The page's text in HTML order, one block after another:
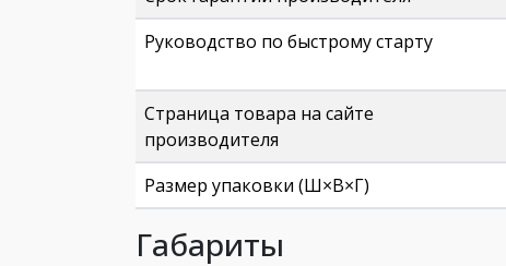
Руководство по быстрому старту
Страница товара на сайте
производителя
Размер упаковки (Ш×В×Г)
Габариты